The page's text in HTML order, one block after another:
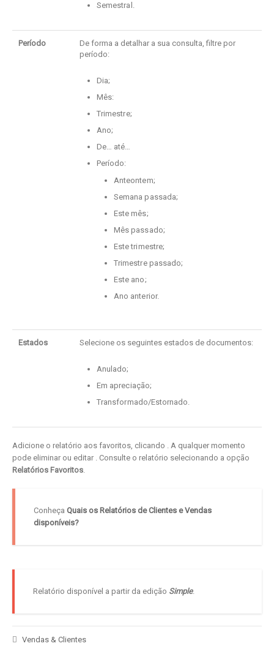
Semestral.
Período
De forma a detalhar a sua consulta, filtre por
período:
Dia;
Mês:
Trimestre;
Ano;
De… até…
Período:
Anteontem;
Semana passada;
Este mês;
Mês passado;
Este trimestre;
Trimestre passado;
Este ano;
Ano anterior.
Estados Selecione os seguintes estados de documentos:
Anulado;
Em apreciação;
Transformado/Estornado.
Adicione o relatório aos favoritos, clicando . A qualquer momento
pode eliminar ou editar . Consulte o relatório selecionando a opção
Relatórios Favoritos.
Conheça Quais os Relatórios de Clientes e Vendas
disponíveis?
Relatório disponível a partir da edição Simple.
Vendas & Clientes